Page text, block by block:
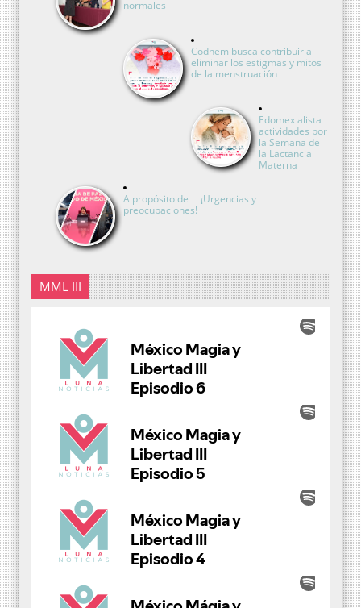
normales
Codhem busca contribuir a
eliminar los estigmas y mitos
de la menstruación
Edomex alista
actividades por
la Semana de
la Lactancia
Materna
A propósito de… ¡Urgencias y
preocupaciones!
MML III